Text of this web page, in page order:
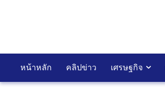
หน้าหลัก คลิปข่าว เศรษฐกิจ